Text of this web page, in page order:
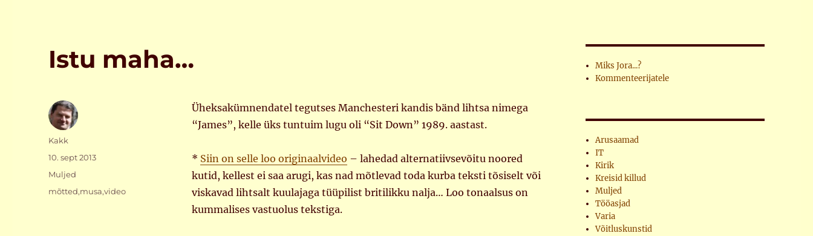
Istu maha…
Üheksakümnendatel tegutses Manchesteri kandis bänd lihtsa nimega
“James”, kelle üks tuntuim lugu oli “Sit Down” 1989. aastast.
* Siin on selle loo originaalvideo – lahedad alternatiivsevõitu noored
kutid, kellest ei saa arugi, kas nad mõtlevad toda kurba teksti tõsiselt või
viskavad lihtsalt kuulajaga tüüpilist britilikku nalja… Loo tonaalsus on
kummalises vastuolus tekstiga.
Autor
Kakk
Postitatud
10. sept 2013
Rubriigid
Muljed
Sildid
mõtted,musa,video
Miks Jora...?
Kommenteerijatele
Arusaamad
IT
Kirik
Kreisid killud
Muljed
Tööasjad
Varia
Võitluskunstid